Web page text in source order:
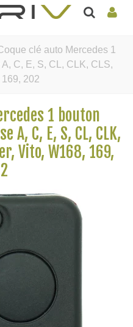
clé auto Mercedes 1
C, E, S, CL, CLK, CLS,
202
1 bouton
C, E, S, CL, CLK,
Vito, W168, 169,